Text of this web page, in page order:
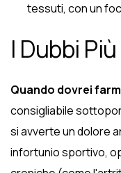
tessuti, con un
I Dubbi
Quando dovrei
consigliabile
si avverte un dolore
infortunio sportivo,